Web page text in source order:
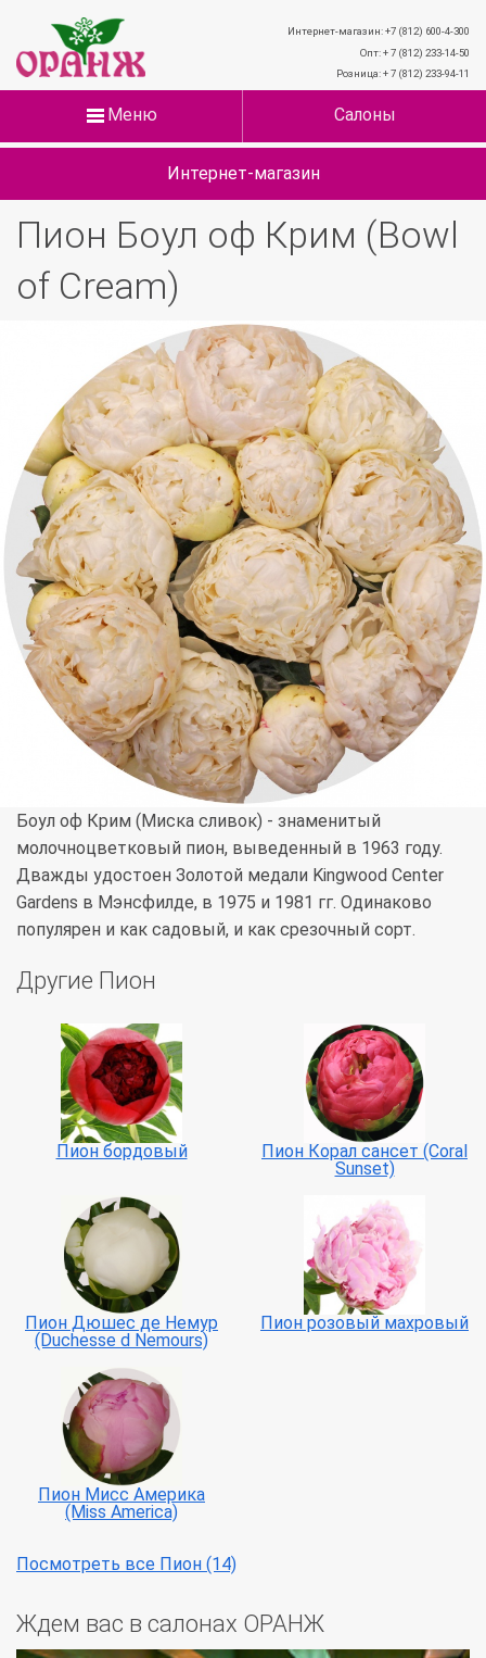
Интернет-магазин: +7 (812) 600-4-300
Опт: + 7 (812) 233-14-50
Розница: + 7 (812) 233-94-11
Меню Салоны
Интернет-магазин
Пион Боул оф Крим (Bowl
of Cream)
Боул оф Крим (Миска сливок) - знаменитый
молочноцветковый пион, выведенный в 1963 году.
Дважды удостоен Золотой медали Kingwood Center
Gardens в Мэнсфилде, в 1975 и 1981 гг. Одинаково
популярен и как садовый, и как срезочный сорт.
Другие Пион
Пион бордовый
Пион Корал сансет (Coral
Sunset)
Пион Дюшес де Немур
(Duchesse d Nemours)
Пион розовый махровый
Пион Мисс Америка
(Miss America)
Посмотреть все Пион (14)
Ждем вас в салонах ОРАНЖ